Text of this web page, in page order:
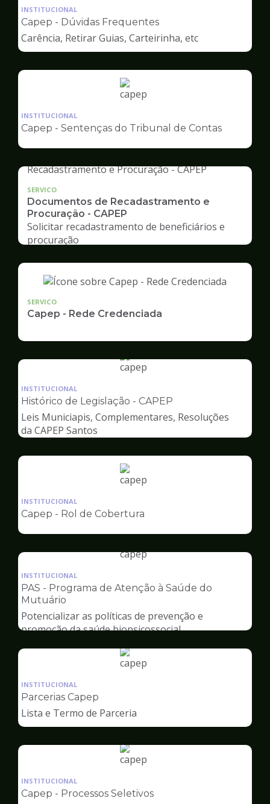
pagina
de
Capep
INSTITUCIONAL
Capep - Dúvidas Frequentes
Carência, Retirar Guias, Carteirinha, etc
Ilustração
pagina
Capep
INSTITUCIONAL
Capep - Sentenças do Tribunal de Contas
SERVICO
Documentos de Recadastramento e
Procuração - CAPEP
Solicitar recadastramento de beneficiários e
procuração
SERVICO
Capep - Rede Credenciada
Ilustração
pagina
Capep
INSTITUCIONAL
Histórico de Legislação - CAPEP
Leis Municiapis, Complementares, Resoluções
da CAPEP Santos
Ilustração
pagina
Capep
INSTITUCIONAL
Capep - Rol de Cobertura
Ilustração
pagina
Capep
INSTITUCIONAL
PAS - Programa de Atenção à Saúde do
Mutuário
Potencializar as políticas de prevenção e
promoção da saúde biopsicossocial
Ilustração
Capep
INSTITUCIONAL
Parcerias Capep
Lista e Termo de Parceria
Ilustração
pagina
INSTITUCIONAL
Capep - Processos Seletivos